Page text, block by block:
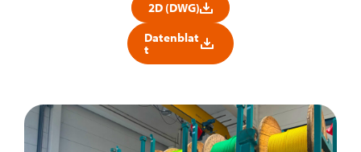
2D (DWG)
Datenblat
t